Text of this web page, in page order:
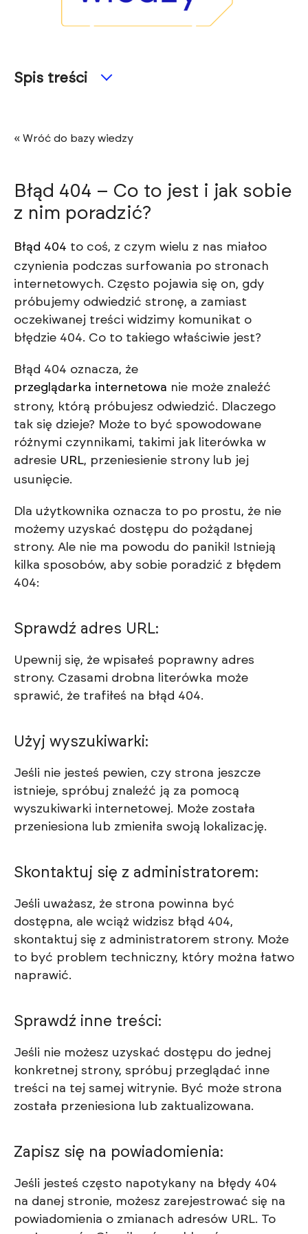
Spis treści
« Wróć do bazy wiedzy
Błąd 404 – Co to jest i jak sobie
z nim poradzić?
Błąd 404 to coś, z czym wielu z nas miałoo
czynienia podczas surfowania po stronach
internetowych. Często pojawia się on, gdy
próbujemy odwiedzić stronę, a zamiast
oczekiwanej treści widzimy komunikat o
błędzie 404. Co to takiego właściwie jest?
Błąd 404 oznacza, że
przeglądarka internetowa nie może znaleźć
strony, którą próbujesz odwiedzić. Dlaczego
tak się dzieje? Może to być spowodowane
różnymi czynnikami, takimi jak literówka w
adresie URL, przeniesienie strony lub jej
usunięcie.
Dla użytkownika oznacza to po prostu, że nie
możemy uzyskać dostępu do pożądanej
strony. Ale nie ma powodu do paniki! Istnieją
kilka sposobów, aby sobie poradzić z błędem
404:
Sprawdź adres URL:
Upewnij się, że wpisałeś poprawny adres
strony. Czasami drobna literówka może
sprawić, że trafiłeś na błąd 404.
Użyj wyszukiwarki:
Jeśli nie jesteś pewien, czy strona jeszcze
istnieje, spróbuj znaleźć ją za pomocą
wyszukiwarki internetowej. Może została
przeniesiona lub zmieniła swoją lokalizację.
Skontaktuj się z administratorem:
Jeśli uważasz, że strona powinna być
dostępna, ale wciąż widzisz błąd 404,
skontaktuj się z administratorem strony. Może
to być problem techniczny, który można łatwo
naprawić.
Sprawdź inne treści:
Jeśli nie możesz uzyskać dostępu do jednej
konkretnej strony, spróbuj przeglądać inne
treści na tej samej witrynie. Być może strona
została przeniesiona lub zaktualizowana.
Zapisz się na powiadomienia:
Jeśli jesteś często napotykany na błędy 404
na danej stronie, możesz zarejestrować się na
powiadomienia o zmianach adresów URL. To